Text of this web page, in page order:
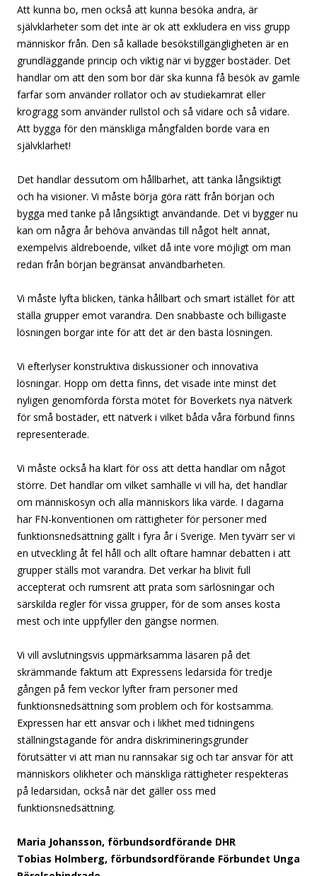
Att kunna bo, men också att kunna besöka andra, är
självklarheter som det inte är ok att exkludera en viss grupp
människor från. Den så kallade besökstillgängligheten är en
grundläggande princip och viktig när vi bygger bostäder. Det
handlar om att den som bor där ska kunna få besök av gamle
farfar som använder rollator och av studiekamrat eller
krogragg som använder rullstol och så vidare och så vidare.
Att bygga för den mänskliga mångfalden borde vara en
självklarhet!
Det handlar dessutom om hållbarhet, att tänka långsiktigt
och ha visioner. Vi måste börja göra rätt från början och
bygga med tanke på långsiktigt användande. Det vi bygger nu
kan om några år behöva användas till något helt annat,
exempelvis äldreboende, vilket då inte vore möjligt om man
redan från början begränsat användbarheten.
Vi måste lyfta blicken, tänka hållbart och smart istället för att
ställa grupper emot varandra. Den snabbaste och billigaste
lösningen borgar inte för att det är den bästa lösningen.
Vi efterlyser konstruktiva diskussioner och innovativa
lösningar. Hopp om detta finns, det visade inte minst det
nyligen genomförda första mötet för Boverkets nya nätverk
för små bostäder, ett nätverk i vilket båda våra förbund finns
representerade.
Vi måste också ha klart för oss att detta handlar om något
större. Det handlar om vilket samhälle vi vill ha, det handlar
om människosyn och alla människors lika värde. I dagarna
har FN-konventionen om rättigheter för personer med
funktionsnedsättning gällt i fyra år i Sverige. Men tyvärr ser vi
en utveckling åt fel håll och allt oftare hamnar debatten i att
grupper ställs mot varandra. Det verkar ha blivit full
accepterat och rumsrent att prata som särlösningar och
särskilda regler för vissa grupper, för de som anses kosta
mest och inte uppfyller den gängse normen.
Vi vill avslutningsvis uppmärksamma läsaren på det
skrämmande faktum att Expressens ledarsida för tredje
gången på fem veckor lyfter fram personer med
funktionsnedsättning som problem och för kostsamma.
Expressen har ett ansvar och i likhet med tidningens
ställningstagande för andra diskrimineringsgrunder
förutsätter vi att man nu rannsakar sig och tar ansvar för att
människors olikheter och mänskliga rättigheter respekteras
på ledarsidan, också när det gäller oss med
funktionsnedsättning.
Maria Johansson, förbundsordförande DHR
Tobias Holmberg, förbundsordförande Förbundet Unga